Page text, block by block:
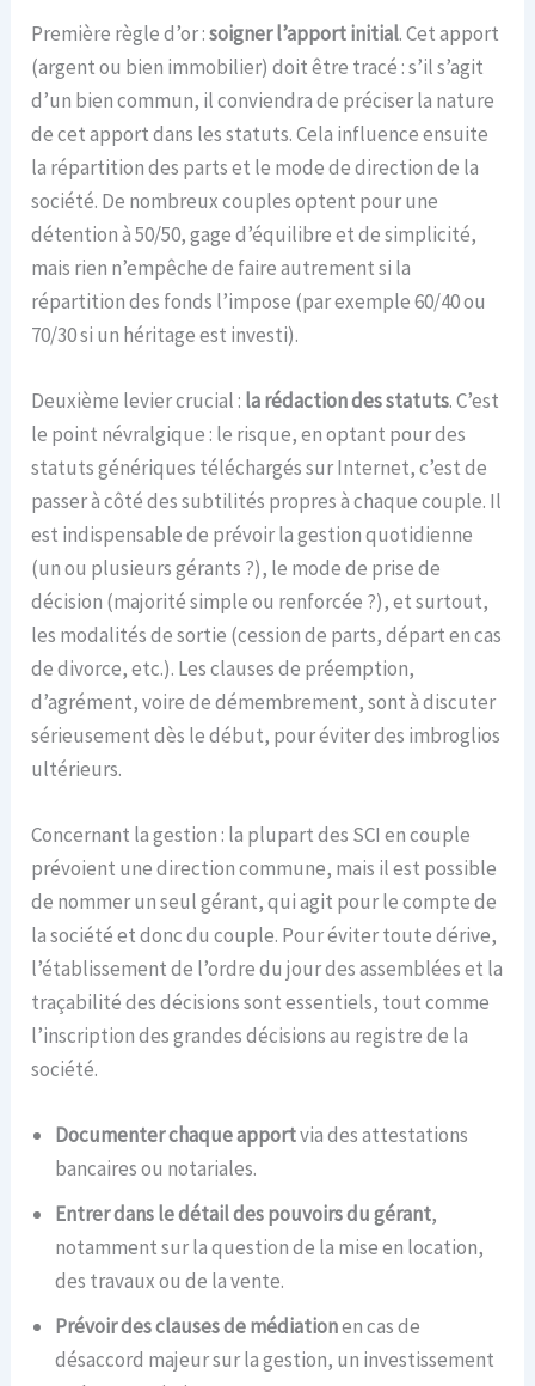
Première règle d’or :soigner l’apport initial. Cet apport
(argent ou bien immobilier) doit être tracé : s’il s’agit
d’un bien commun, il conviendra de préciser la nature
de cet apport dans les statuts. Cela influence ensuite
la répartition des parts et le mode de direction de la
société. De nombreux couples optent pour une
détention à 50/50, gage d’équilibre et de simplicité,
mais rien n’empêche de faire autrement si la
répartition des fonds l’impose (par exemple 60/40 ou
70/30 si un héritage est investi).
Deuxième levier crucial : la rédaction des statuts. C’est
le point névralgique : le risque, en optant pour des
statuts génériques téléchargés sur Internet, c’est de
passer à côté des subtilités propres à chaque couple. Il
est indispensable de prévoir la gestion quotidienne
(un ou plusieurs gérants ?), le mode de prise de
décision (majorité simple ou renforcée ?), et surtout,
les modalités de sortie (cession de parts, départ en cas
de divorce, etc.). Les clauses de préemption,
d’agrément, voire de démembrement, sont à discuter
sérieusement dès le début, pour éviter des imbroglios
ultérieurs.
Concernant la gestion : la plupart des SCI en couple
prévoient une direction commune, mais il est possible
de nommer un seul gérant, qui agit pour le compte de
la société et donc du couple. Pour éviter toute dérive,
l’établissement de l’ordre du jour des assemblées et la
traçabilité des décisions sont essentiels, tout comme
l’inscription des grandes décisions au registre de la
société.
Documenter chaque apportvia des attestations
bancaires ou notariales.
Entrer dans le détail des pouvoirs du gérant,
notamment sur la question de la mise en location,
des travaux ou de la vente.
Prévoir des clauses de médiationen cas de
désaccord majeur sur la gestion, un investissement